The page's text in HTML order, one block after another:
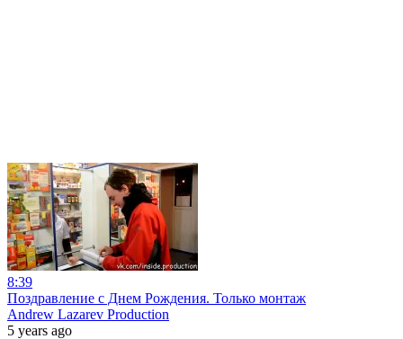
8:39
Поздравление с Днем Рождения. Только монтаж
Andrew Lazarev Production
5 years ago